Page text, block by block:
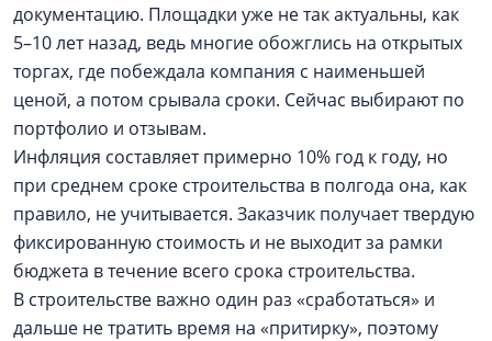
документацию. Площадки уже не так актуальны, как
5–10 лет назад, ведь многие обожглись на открытых
торгах, где побеждала компания с наименьшей
ценой, а потом срывала сроки. Сейчас выбирают по
портфолио и отзывам.
Инфляция составляет примерно 10% год к году, но
при среднем сроке строительства в полгода она, как
правило, не учитывается. Заказчик получает твердую
фиксированную стоимость и не выходит за рамки
бюджета в течение всего срока строительства.
В строительстве важно один раз «сработаться» и
дальше не тратить время на «притирку», поэтому